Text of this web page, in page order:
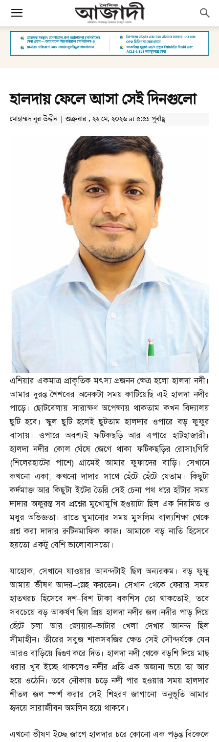
হালদায় ফেলে আসা সেই দিনগুলো
মোহাম্মদ নূর উদ্দীন | শুক্রবার , ২২ মে, ২০২৬ at ৫:৫১ পূর্বাহ্ণ
এশিয়ার একমাত্র প্রাকৃতিক মৎস্য প্রজনন ক্ষেত্র হলো হালদা নদী।
আমার দুরন্ত শৈশবের অনেকটা সময় কাটিয়েছি এই হালদা নদীর
পাড়ে। ছোটবেলায় সারাক্ষণ অপেক্ষায় থাকতাম কখন বিদ্যালয়
ছুটি হবে। স্কুল ছুটি হলেই ছুটতাম হালদার ওপারে বড় ফুফুর
বাসায়। ওপারে অবশ্যই ফটিকছড়ি আর এপারে হাটহাজারী।
হালদা নদীর কোল ঘেঁষে জেগে থাকা ফটিকছড়ির রোসাংগিরি
(শিলেরহাটের পাশে) গ্রামেই আমার ফুফাদের বাড়ি। সেখানে
কখনো একা,কখনো দাদার সাথে হেঁটে হেঁটে যেতাম। কিছুটা
কর্দমাক্ত আর কিছুটা ইটের তৈরি সেই চেনা পথ ধরে হাঁটার সময়
দাদার অফুরন্ত সব প্রশ্নের মুখোমুখি হওয়াটা ছিল এক নিয়মিত ও
মধুর অভিজ্ঞতা। রাতে ঘুমানোর সময় মুসলিম বাল্যশিক্ষা থেকে
প্রশ্ন করা দাদার রুটিনমাফিক কাজ। আমাকে বড় নাতি হিসেবে
হয়তো একটু বেশি ভালোবাসতো।
যাহোক,সেখানে যাওয়ার আনন্দটাই ছিল অন্যরকম। বড় ফুফু
আমায় ভীষণ আদর–স্নেহ করতেন। সেখান থেকে ফেরার সময়
হাতখরচ হিসেবে দশ–বিশ টাকা বকশিস তো থাকতোই,তবে
সবচেয়ে বড় আকর্ষণ ছিল প্রিয় হালদা নদীর জল।নদীর পাড় দিয়ে
হেঁটে চলা আর জোয়ার–ভাটার খেলা দেখার আনন্দ ছিল
সীমাহীন। তীরের সবুজ শাকসবজির ক্ষেত সেই সৌন্দর্যকে যেন
আরও বাড়িয়ে দ্বিগুণ করে দিত। হালদা নদী থেকে বড়শি দিয়ে মাছ
ধরার খুব ইচ্ছে থাকলেও নদীর প্রতি এক অজানা ভয়ে তা আর
হয়ে ওঠেনি। তবে নৌকায় চড়ে নদী পার হওয়ার সময় হালদার
শীতল জল স্পর্শ করার সেই শিহরণ জাগানো অনুভূতি আমার
হৃদয়ে সারাজীবন অমলিন হয়ে থাকবে।
এখনো ভীষণ ইচ্ছে জাগে হালদার চরে কোনো এক পড়ন্ত বিকেলে